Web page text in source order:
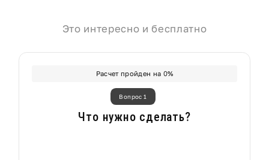
Это интересно и бесплатно
Расчет пройден на 0%
Вопрос 1
Что нужно сделать?